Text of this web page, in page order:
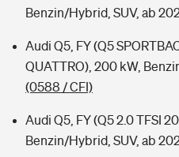
Benzin/Hybrid, SUV, ab
Audi Q5, FY (Q5
QUATTRO), 200 kW,
(0588 / CFI)
Audi Q5, FY (Q5 2.0 TFSI
Benzin/Hybrid, SUV, ab